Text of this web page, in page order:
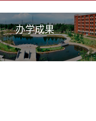
办学成果